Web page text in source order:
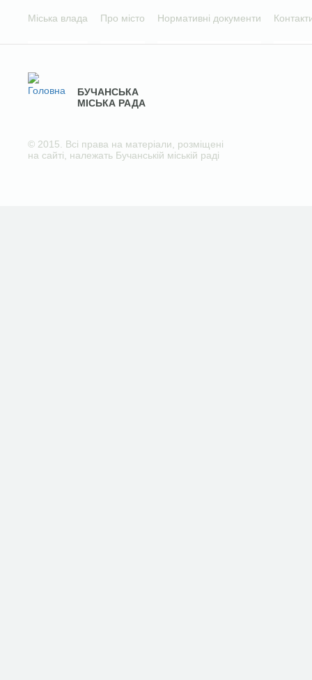
Міська влада Про місто Нормативні документи
БУЧАНСЬКА
МІСЬКА РАДА
© 2015. Всі права на матеріали, розміщені
на сайті, належать Бучанській міській раді